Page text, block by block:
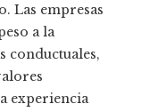
Las empresas
a la
conductuales,
experiencia